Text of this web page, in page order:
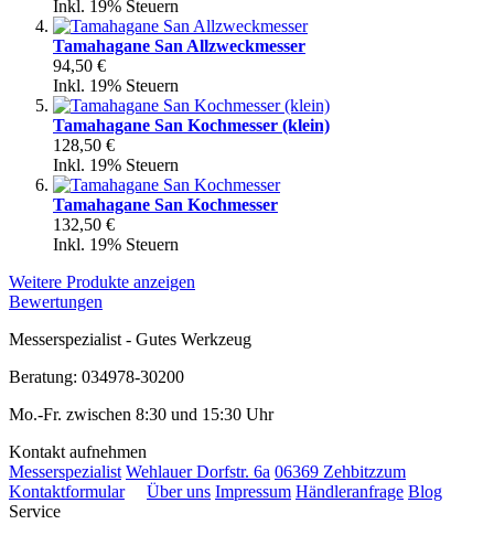
Inkl. 19% Steuern
Tamahagane San Allzweckmesser
94,50 €
Inkl. 19% Steuern
Tamahagane San Kochmesser (klein)
128,50 €
Inkl. 19% Steuern
Tamahagane San Kochmesser
132,50 €
Inkl. 19% Steuern
Weitere Produkte anzeigen
Bewertungen
Messerspezialist - Gutes Werkzeug
Beratung: 034978-30200
Mo.-Fr. zwischen 8:30 und 15:30 Uhr
Kontakt aufnehmen
Messerspezialist Wehlauer Dorfstr. 6a 06369 Zehbitzzum
Kontaktformular
Über uns Impressum Händleranfrage Blog
Service